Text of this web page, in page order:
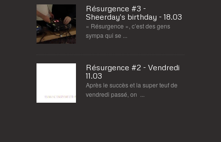
Résurgence #3 -
Sheerday's birthday - 18.03
« Résurgence », c’est des gens
sympa qui se ...
Résurgence #2 - Vendredi
11.03
Après le succès et la super teuf de
vendredi passé, on ...